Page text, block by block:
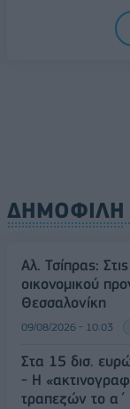
Υπ. Μεταφορών:
πινακίδων
ΔΗΜΟΦΙΛΗ
Αλ. Τσίπρας:
οικονομικού
Θεσσαλονίκη
09/08/2026 - 10:03
Στα 15 δισ.
- Η
τραπεζών το α΄